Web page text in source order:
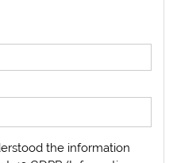
the information